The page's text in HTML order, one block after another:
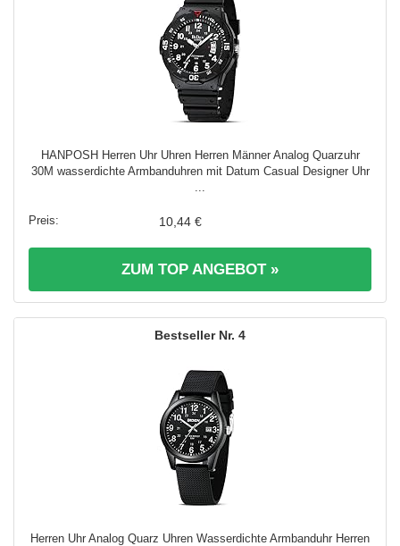
HANPOSH Herren Uhr Uhren Herren Männer Analog Quarzuhr
30M wasserdichte Armbanduhren mit Datum Casual Designer Uhr
10,44 €
ZUM TOP ANGEBOT »
4
Herren Uhr Analog Quarz Uhren Wasserdichte Armbanduhr Herren